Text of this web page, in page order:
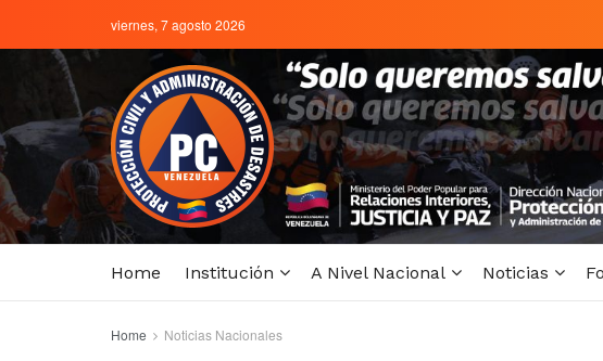
viernes, 7 agosto 2026
Home Institución A Nivel Nacional Noticias
Home Noticias Nacionales